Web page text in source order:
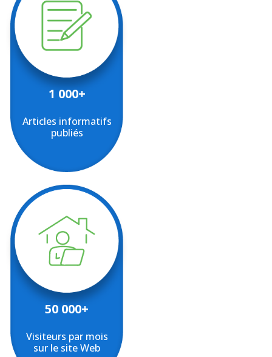
1 000+
Articles informatifs
publiés
50 000+
Visiteurs par mois
sur le site Web